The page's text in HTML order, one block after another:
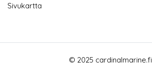
Sivukartta
© 2025 cardinalmarine.fi